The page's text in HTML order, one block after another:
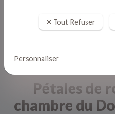
Pétales de
chambre du
Tout Refuser
Personnaliser